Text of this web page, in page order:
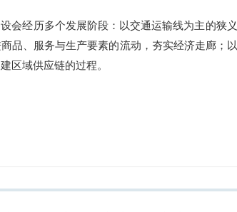
经历多个发展阶段：以交通运输线为主的狭
品、服务与生产要素的流动，夯实经济走廊；
区域供应链的过程。